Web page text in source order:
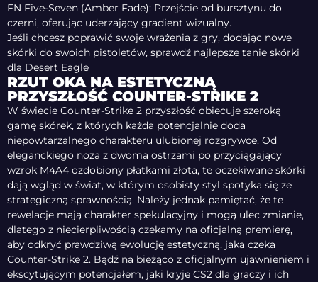
FN Five-Seven (Amber Fade): Przejście od bursztynu do
czerni, oferując uderzający gradient wizualny.
Jeśli chcesz poprawić swoje wrażenia z gry, dodając nowe
skórki do swoich pistoletów, sprawdź najlepsze tanie skórki
dla Desert Eagle
RZUT OKA NA ESTETYCZNĄ
PRZYSZŁOŚĆ COUNTER-STRIKE 2
W świecie Counter-Strike 2 przyszłość obiecuje szeroką
gamę skórek, z których każda potencjalnie doda
niepowtarzalnego charakteru ulubionej rozgrywce. Od
eleganckiego noża z dwoma ostrzami po przyciągający
wzrok M4A4 ozdobiony płatkami złota, te oczekiwane skórki
dają wgląd w świat, w którym osobisty styl spotyka się ze
strategiczną sprawnością. Należy jednak pamiętać, że te
rewelacje mają charakter spekulacyjny i mogą ulec zmianie,
dlatego z niecierpliwością czekamy na oficjalną premierę,
aby odkryć prawdziwą ewolucję estetyczną, jaka czeka
Counter-Strike 2. Bądź na bieżąco z oficjalnym ujawnieniem i
ekscytującym potencjałem, jaki kryje CS2 dla graczy i ich